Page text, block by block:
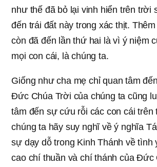
như thế đã bỏ lại vinh hiển trên trời
đến trái đất này trong xác thịt.
còn đã đến lần thứ hai là vì ý niệm
mọi con cái, là chúng ta.
Giống như cha mẹ chỉ quan tâm
Đức Chúa Trời của chúng ta cũng
tâm đến sự cứu rỗi các con cái trên
chúng ta hãy suy nghĩ về ý nghĩa
sự dạy dỗ trong Kinh Thánh về
cao chí thuần và chí thánh của Đức